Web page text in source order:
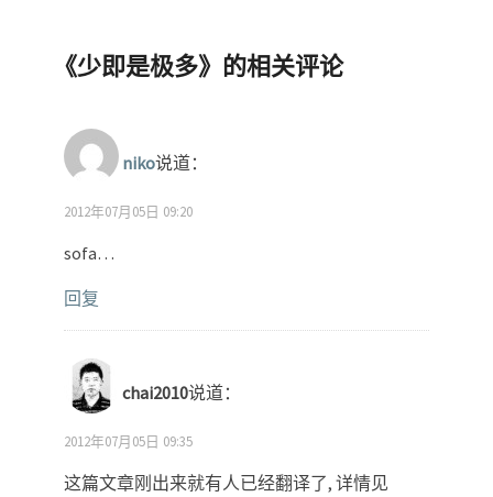
《少即是极多》的相关评论
niko说道：
2012年07月05日 09:20
sofa…
回复
chai2010说道：
2012年07月05日 09:35
这篇文章刚出来就有人已经翻译了, 详情见